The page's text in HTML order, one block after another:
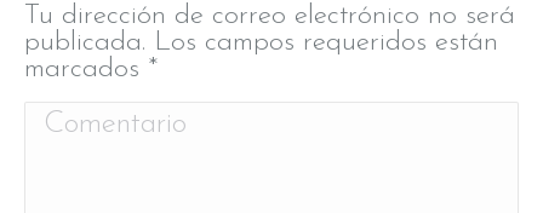
Tu dirección de correo electrónico no será
publicada. Los campos requeridos están
marcados *
Comentario